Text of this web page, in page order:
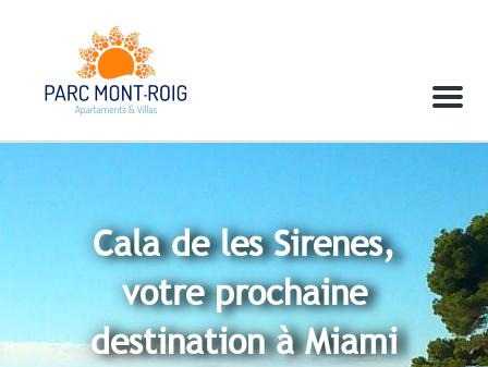
Menu
Cala de les Sirenes,
votre prochaine
destination à Miami